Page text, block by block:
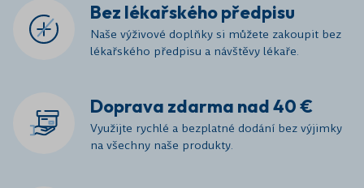
Bez lékařského předpisu
Naše výživové doplňky si můžete zakoupit bez
lékařského předpisu a návštěvy lékaře.
Doprava zdarma nad 40 €
Využijte rychlé a bezplatné dodání bez výjimky
na všechny naše produkty.